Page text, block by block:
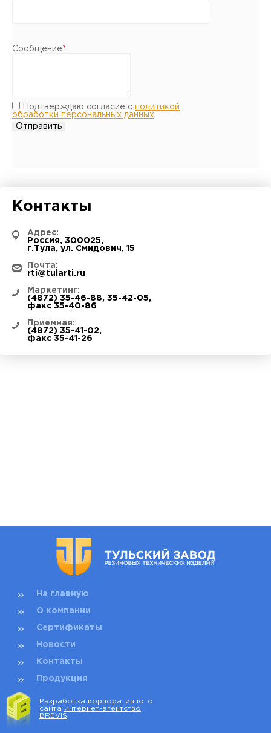
Сообщение*
Подтверждаю согласие с политикой
обработки персональных данных
Контакты
Адрес:
Россия, 300025,
г.Тула, ул. Смидович, 15
Почта:
rti@tularti.ru
Маркетинг:
(4872) 35-46-88, 35-42-05,
факс 35-40-86
Приемная:
(4872) 35-41-02,
факс 35-41-26
На главную
О компании
Сертификаты
Новости
Контакты
Продукция
Разработка корпоративного
сайта интернет-агентство
BREVIS